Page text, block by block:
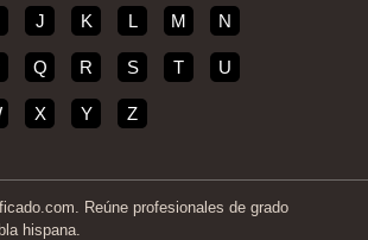
J K L M N
Q R S T U
X Y Z
Reúne profesionales de grado
hispana.